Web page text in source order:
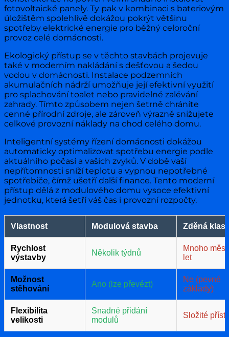
fotovoltaické panely. Ty pak v kombinaci s bateriovým
úložištěm spolehlivě dokážou pokrýt většinu
spotřeby elektrické energie pro běžný celoroční
provoz celé domácnosti.
Ekologický přístup se v těchto stavbách projevuje
také v moderním nakládání s dešťovou a šedou
vodou v domácnosti. Instalace podzemních
akumulačních nádrží umožňuje její efektivní využití
pro splachování toalet nebo pravidelné zalévání
zahrady. Tímto způsobem nejen šetrně chráníte
cenné přírodní zdroje, ale zároveň výrazně snižujete
celkové provozní náklady na chod celého domu.
Inteligentní systémy řízení domácnosti dokážou
automaticky optimalizovat spotřebu energie podle
aktuálního počasí a vašich zvyků. V době vaší
nepřítomnosti sníží teplotu a vypnou nepotřebné
spotřebiče, čímž ušetří další finance. Tento moderní
přístup dělá z modulového domu vysoce efektivní
jednotku, která šetří váš čas i provozní rozpočty.
Vlastnost Modulová stavba Zděná
Rychlost
výstavby
Několik týdnů
Mnoho
let
Možnost
stěhování
Ano (lze převézt)
Ne (pevné
základy)
Flexibilita
velikosti
Snadné přidání
modulů
Složité